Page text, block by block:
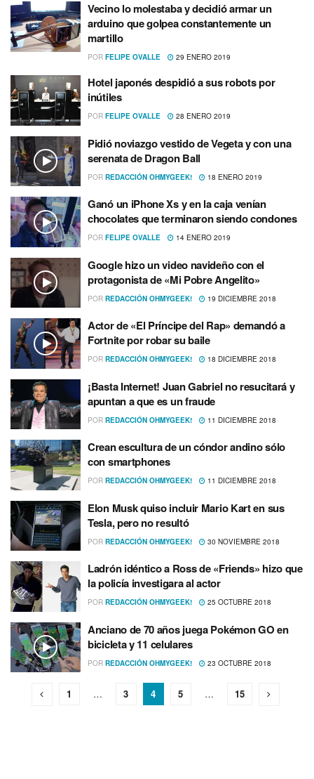
Vecino lo molestaba y decidió armar un
arduino que golpea constantemente un
martillo
POR FELIPE OVALLE 29 ENERO 2019
Hotel japonés despidió a sus robots por
inútiles
POR FELIPE OVALLE 28 ENERO 2019
Pidió noviazgo vestido de Vegeta y con una
serenata de Dragon Ball
POR REDACCIÓN OHMYGEEK! 18 ENERO 2019
Ganó un iPhone Xs y en la caja vení­an
chocolates que terminaron siendo condones
POR FELIPE OVALLE 14 ENERO 2019
Google hizo un video navideño con el
protagonista de «Mi Pobre Angelito»
POR REDACCIÓN OHMYGEEK! 19 DICIEMBRE 2018
Actor de «El Prí­ncipe del Rap» demandó a
Fortnite por robar su baile
POR REDACCIÓN OHMYGEEK! 18 DICIEMBRE 2018
¡Basta Internet! Juan Gabriel no resucitará y
apuntan a que es un fraude
POR REDACCIÓN OHMYGEEK! 11 DICIEMBRE 2018
Crean escultura de un cóndor andino sólo
con smartphones
POR REDACCIÓN OHMYGEEK! 11 DICIEMBRE 2018
Elon Musk quiso incluir Mario Kart en sus
Tesla, pero no resultó
POR REDACCIÓN OHMYGEEK! 30 NOVIEMBRE 2018
Ladrón idéntico a Ross de «Friends» hizo que
la policí­a investigara al actor
POR REDACCIÓN OHMYGEEK! 25 OCTUBRE 2018
Anciano de 70 años juega Pokémon GO en
bicicleta y 11 celulares
POR REDACCIÓN OHMYGEEK! 23 OCTUBRE 2018
1 … 3 4 5 … 15